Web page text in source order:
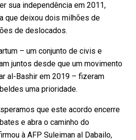
sua independência em 2011,
que deixou dois milhões de
de deslocados.
– um conjunto de civis e
juntos desde que um movimento
al-Bashir em 2019 – fizeram
uma prioridade.
que este acordo encerre
e abra o caminho do
à AFP Suleiman al Dabailo,